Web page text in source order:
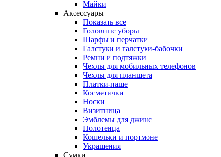
Майки
Аксессуары
Показать все
Головные уборы
Шарфы и перчатки
Галстуки и галстуки-бабочки
Ремни и подтяжки
Чехлы для мобильных телефонов
Чехлы для планшета
Платки-паше
Косметички
Носки
Визитница
Эмблемы для джинс
Полотенца
Кошельки и портмоне
Украшения
Сумки